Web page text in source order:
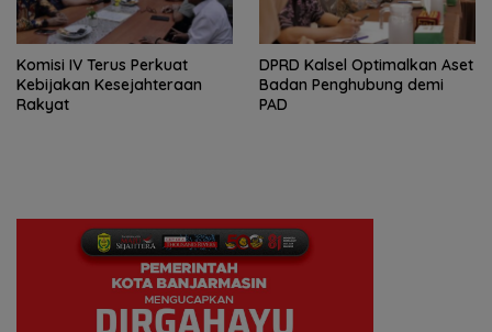
Komisi IV Terus Perkuat
Kebijakan Kesejahteraan
Rakyat
‎DPRD Kalsel Optimalkan Aset
Badan Penghubung demi
PAD